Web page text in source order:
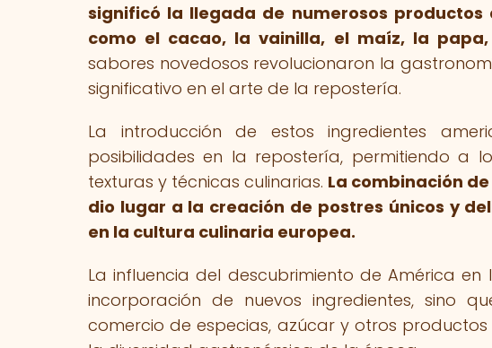
significó la llegada de numerosos productos
como el cacao, la vainilla, el maíz, la
sabores novedosos revolucionaron la
significativo en el arte de la repostería.
La introducción de estos ingredientes
posibilidades en la repostería, permitiendo a
texturas y técnicas culinarias. La combinación
dio lugar a la creación de postres únicos y
en la cultura culinaria europea.
La influencia del descubrimiento de América
incorporación de nuevos ingredientes, sino
comercio de especias, azúcar y otros